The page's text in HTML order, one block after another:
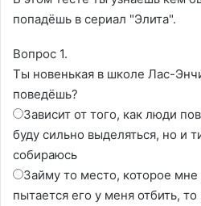
попадёшь в сериал "Элита".
Вопрос 1.
Ты новенькая в школе Лас-
поведёшь?
Зависит от того, как люди
буду сильно выделяться, но и
собираюсь
Займу то место, которое мне
пытается его у меня отбить,